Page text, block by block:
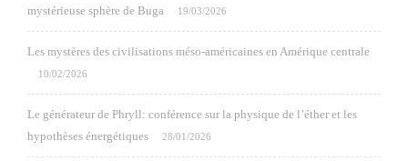
mystérieuse sphère de Buga
19/03/2026
Les mystères des civilisations méso-américaines en Amérique centrale
10/02/2026
Le générateur de Phryll: conférence sur la physique de l’éther et les
hypothèses énergétiques
28/01/2026